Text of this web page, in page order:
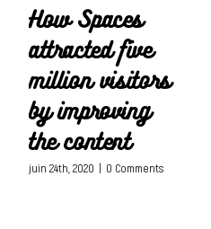
How Spaces
attracted five
million visitors
by improving
the content
juin 24th, 2020 | 0 Comments